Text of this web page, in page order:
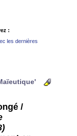
:
les dernières
/